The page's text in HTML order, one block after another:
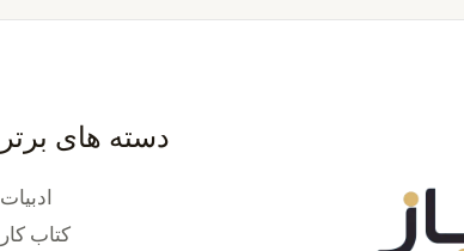
دسته های برتر
ادبیات
کتاب کار